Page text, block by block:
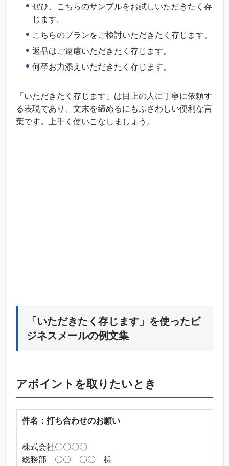
ぜひ、こちらのサンプルをお試しいただきたく存
じます。
こちらのプランをご検討いただきたく存じます。
返品はご遠慮いただきたく存じます。
何卒お力添えいただきたく存じます。
「いただきたく存じます」は目上の人に丁寧に依頼す
る表現であり、文末を締めるにもふさわしい便利な言
葉です。上手く使いこなしましょう。
「いただきたく存じます」を使ったビ
ジネスメールの例文集
アポイントを取りたいとき
件名：打ち合わせのお願い
株式会社〇〇〇〇
総務部 〇〇 〇〇 様